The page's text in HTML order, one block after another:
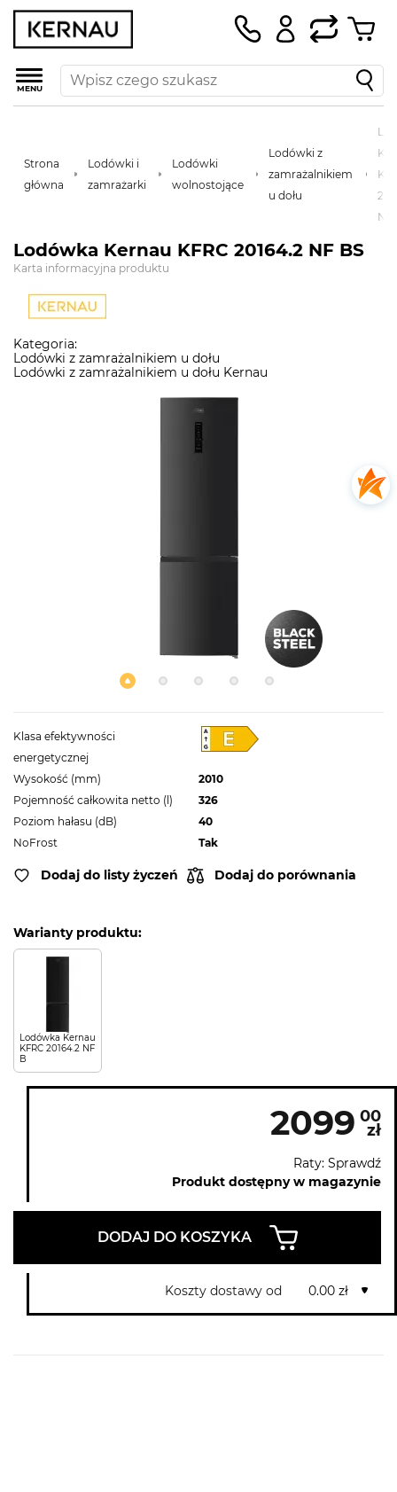
MENU
Strona
główna
Lodówki i
zamrażarki
Lodówki
wolnostojące
Lodówki z
zamrażalnikiem
u dołu
NF
Lodówka Kernau KFRC 20164.2 NF BS
Karta informacyjna produktu
Kategoria:
Lodówki z zamrażalnikiem u dołu
Lodówki z zamrażalnikiem u dołu Kernau
Klasa efektywności
energetycznej
Wysokość (mm)
2010
Pojemność całkowita netto (l)
326
Poziom hałasu (dB)
40
NoFrost
Tak
Dodaj do listy życzeń Dodaj do porównania
Warianty produktu:
Lodówka Kernau
KFRC 20164.2 NF
B
2099 00
zł
Raty: Sprawdź
Produkt dostępny w magazynie
DODAJ DO KOSZYKA
Koszty dostawy od 0.00 zł